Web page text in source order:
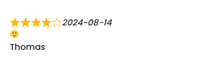
2024-08-14
Thomas